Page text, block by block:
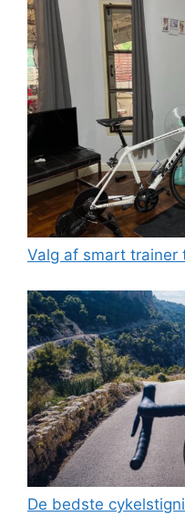
Valg af smart trainer
De bedste